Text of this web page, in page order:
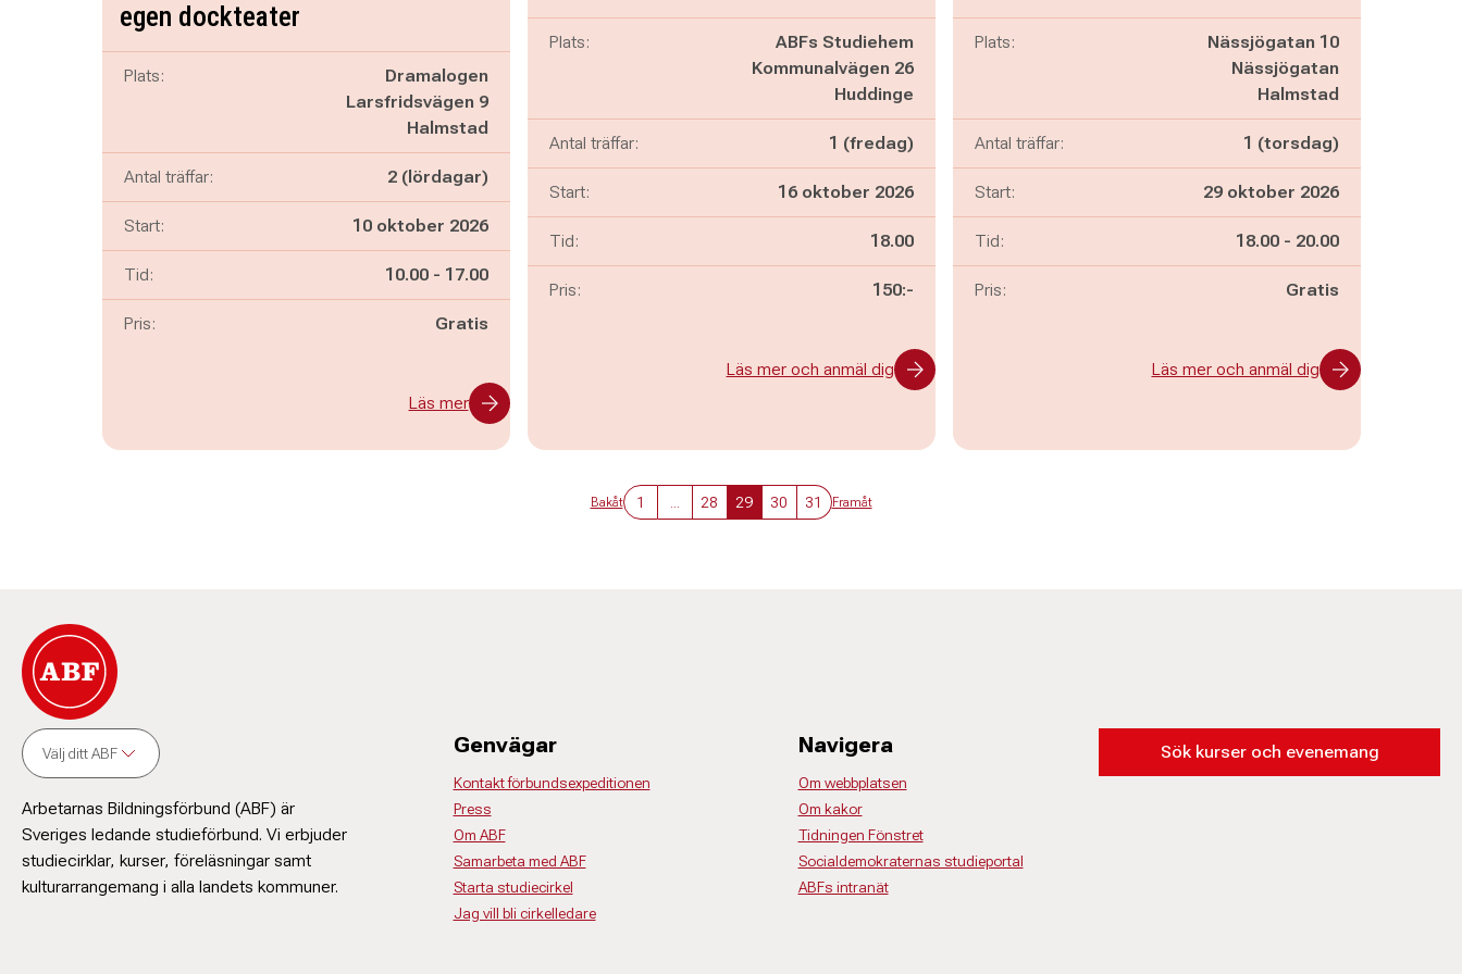
egen dockteater
Plats:
Dramalogen
Larsfridsvägen 9
Halmstad
Antal träffar: 2 (lördagar)
Start: 10 oktober 2026
Tid: Pågår mellan
10.00 - och
17.00
Pris: Gratis
Läs mer
Plats:
ABFs Studiehem
Kommunalvägen 26
Huddinge
Antal träffar: 1 (fredag)
Start: 16 oktober 2026
Tid: Börjar kl:
18.00
Pris: 150:-
Läs mer och anmäl dig
Plats:
Nässjögatan 10
Nässjögatan
Halmstad
Antal träffar: 1 (torsdag)
Start: 29 oktober 2026
Tid: Pågår mellan
18.00 - och
20.00
Pris: Gratis
Läs mer och anmäl dig
Bakåt 1 28 29 30 31 Framåt
Välj ditt ABF
Arbetarnas Bildningsförbund (ABF) är
Sveriges ledande studieförbund. Vi erbjuder
studiecirklar, kurser, föreläsningar samt
kulturarrangemang i alla landets kommuner.
Genvägar
Kontakt förbundsexpeditionen
Press
Om ABF
Samarbeta med ABF
Starta studiecirkel
Jag vill bli cirkelledare
Navigera
Om webbplatsen
Om kakor
Tidningen Fönstret
Socialdemokraternas studieportal
ABFs intranät
Sök kurser och evenemang